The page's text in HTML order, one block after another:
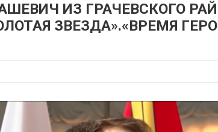
ИЗ ГРАЧЕВСКОГО
ЗВЕЗДА».«ВРЕМЯ